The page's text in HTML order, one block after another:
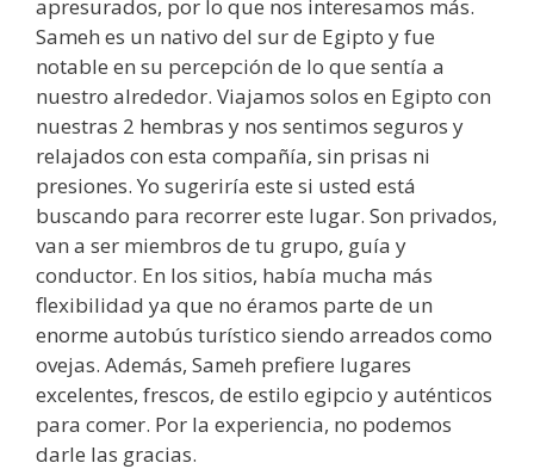
apresurados, por lo que nos interesamos más.
Sameh es un nativo del sur de Egipto y fue
notable en su percepción de lo que sentía a
nuestro alrededor. Viajamos solos en Egipto con
nuestras 2 hembras y nos sentimos seguros y
relajados con esta compañía, sin prisas ni
presiones. Yo sugeriría este si usted está
buscando para recorrer este lugar. Son privados,
van a ser miembros de tu grupo, guía y
conductor. En los sitios, había mucha más
flexibilidad ya que no éramos parte de un
enorme autobús turístico siendo arreados como
ovejas. Además, Sameh prefiere lugares
excelentes, frescos, de estilo egipcio y auténticos
para comer. Por la experiencia, no podemos
darle las gracias.